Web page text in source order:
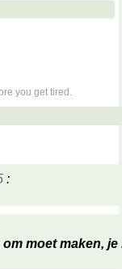
you get tired.
:
moet maken,